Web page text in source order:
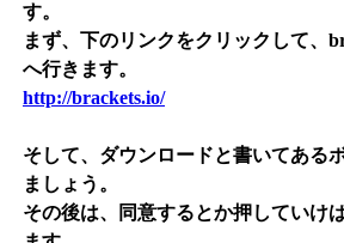
す。
まず、下のリンクをクリックして、
へ行きます。
http://brackets.io/
そして、ダウンロードと書いてある
ましょう。
その後は、同意するとか押していけ